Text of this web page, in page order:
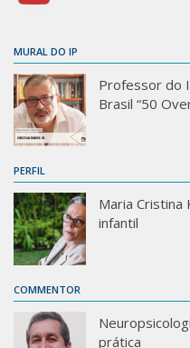
MURAL DO IP
Professor do
Brasil “50
PERFIL
Maria Cristina
infantil
COMMENTOR
prática